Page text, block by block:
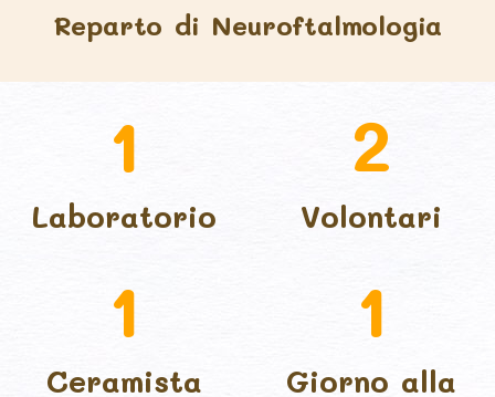
Reparto di Neuroftalmologia
1
Laboratorio
2
Volontari
1
Ceramista
1
Giorno alla